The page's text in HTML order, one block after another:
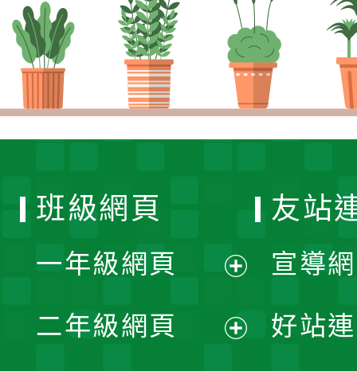
班級網頁
一年級網頁
開
二年級網頁
友站
宣導
好站